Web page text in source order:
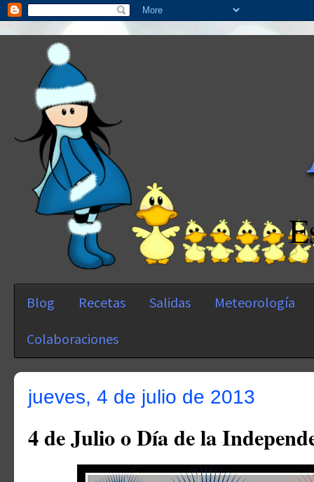
Blog Recetas Salidas Meteorología
Colaboraciones
jueves, 4 de julio de 2013
4 de Julio o Día de la